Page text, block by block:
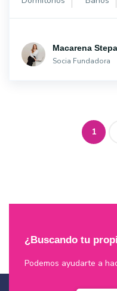
Macarena
Socia Fundadora
1
¿Buscando tu
Podemos ayudarte a